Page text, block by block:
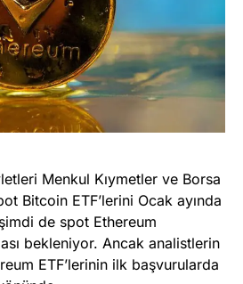
Menkul Kıymetler ve Borsa
Bitcoin ETF’lerini Ocak ayında
de spot Ethereum
bekleniyor. Ancak analistlerin
ETF’lerinin ilk başvurularda